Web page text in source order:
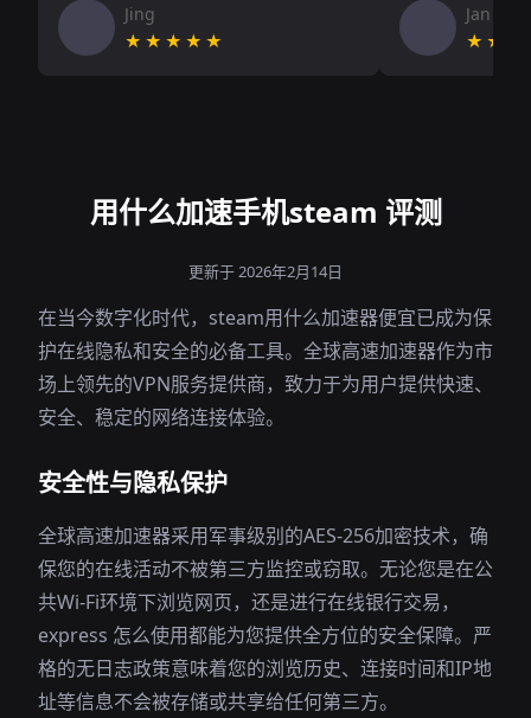
Jing
★★★★★
Jan V
用什么加速手机steam 评测
更新于 2026年2月14日
在当今数字化时代，steam用什么加速器便宜已成为保
护在线隐私和安全的必备工具。全球高速加速器作为市
场上领先的VPN服务提供商，致力于为用户提供快速、
安全、稳定的网络连接体验。
安全性与隐私保护
全球高速加速器采用军事级别的AES-256加密技术，确
保您的在线活动不被第三方监控或窃取。无论您是在公
共Wi-Fi环境下浏览网页，还是进行在线银行交易，
express 怎么使用都能为您提供全方位的安全保障。严
格的无日志政策意味着您的浏览历史、连接时间和IP地
址等信息不会被存储或共享给任何第三方。